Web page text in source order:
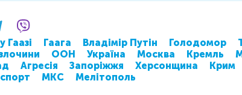
Гаазі Гаага Владімір Путін Голодомор
ООН Україна Москва Кремль
Агресія Запоріжжя Херсонщина Крим
МКС Мелітополь